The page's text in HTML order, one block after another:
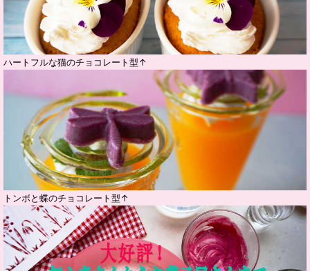
ハートフルな猫のチョコレート型↑
トンボと蝶のチョコレート型↑